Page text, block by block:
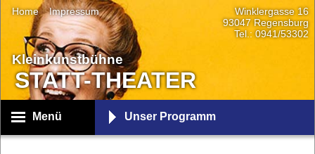
Kleinkunstbühne
STATT-THEATER
Winklergasse 16
93047 Regensburg
Tel.: 0941/53302
Home Impressum
Menü Unser Programm